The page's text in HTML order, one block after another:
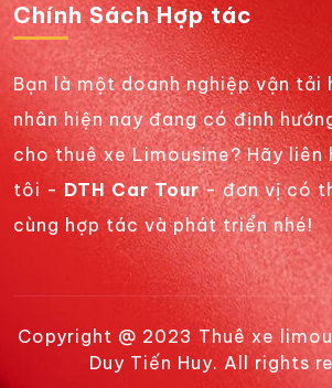
Chính Sách Hợp tác
Bạn là một doanh nghiệp vận tải
nhân hiện nay đang có định
cho thuê xe Limousine? Hãy liên
tôi - DTH Car Tour- đơn vị có
cùng hợp tác và phát triển nhé!
Copyright @ 2023 Thuê xe
Duy Tiến Huy. All rights